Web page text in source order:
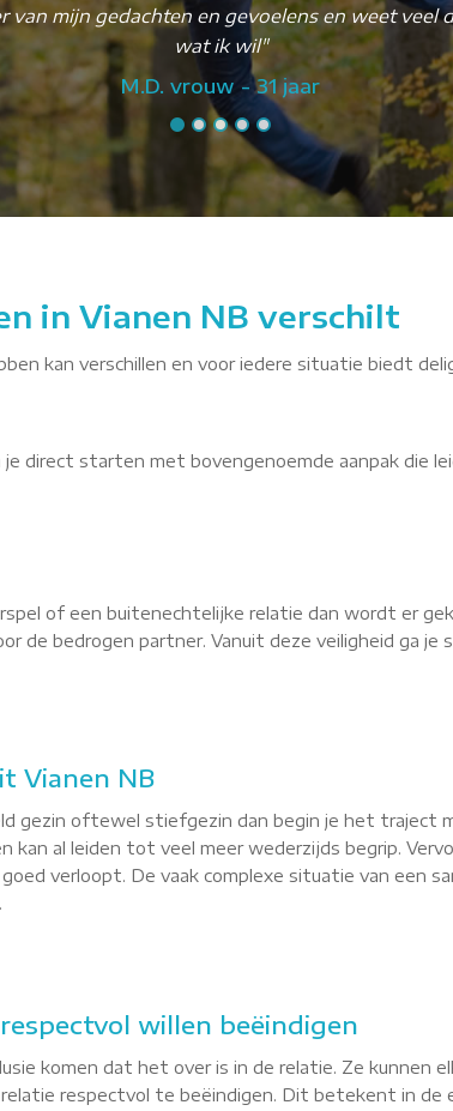
van mijn gedachten en gevoelens en weet veel
wat ik wil"
M.D. vrouw - 31 jaar
in Vianen NB verschilt
kan verschillen en voor iedere situatie biedt
direct starten met bovengenoemde aanpak die
of een buitenechtelijke relatie dan wordt er
de bedrogen partner. Vanuit deze veiligheid ga
Vianen NB
gezin oftewel stiefgezin dan begin je het traject
kan al leiden tot veel meer wederzijds begrip.
verloopt. De vaak complexe situatie van een
willen beëindigen
komen dat het over is in de relatie. Ze kunnen
respectvol te beëindigen. Dit betekent in de